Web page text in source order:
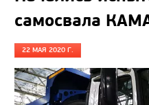
самосвала
22 МАЯ 2020 Г.